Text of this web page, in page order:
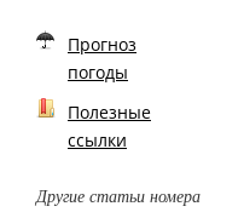
Прогноз
погоды
Полезные
ссылки
Другие статьи номера